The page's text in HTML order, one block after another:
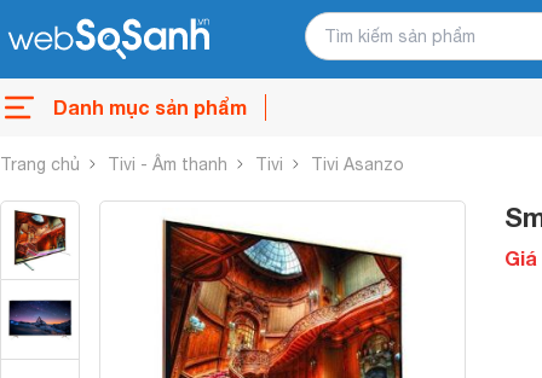
Danh mục sản phẩm
Trang chủ Tivi - Âm thanh Tivi Tivi Asanzo
Giá